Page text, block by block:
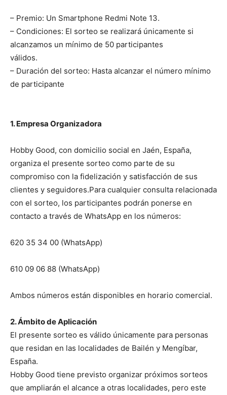
– Premio: Un Smartphone Redmi Note 13.
– Condiciones: El sorteo se realizará únicamente si
alcanzamos un mínimo de 50 participantes
válidos.
– Duración del sorteo: Hasta alcanzar el número mínimo
de participante
1. Empresa Organizadora
Hobby Good, con domicilio social en Jaén, España,
organiza el presente sorteo como parte de su
compromiso con la fidelización y satisfacción de sus
clientes y seguidores.Para cualquier consulta relacionada
con el sorteo, los participantes podrán ponerse en
contacto a través de WhatsApp en los números:
620 35 34 00 (WhatsApp)
610 09 06 88 (WhatsApp)
Ambos números están disponibles en horario comercial.
2. Ámbito de Aplicación
El presente sorteo es válido únicamente para personas
que residan en las localidades de Bailén y Mengíbar,
España.
Hobby Good tiene previsto organizar próximos sorteos
que ampliarán el alcance a otras localidades, pero este